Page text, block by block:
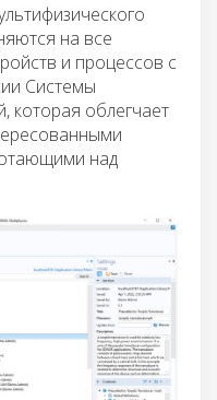
на все
и процессов с
Системы
которая облегчает
над